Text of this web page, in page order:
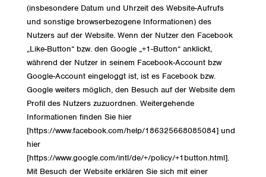
(insbesondere Datum und Uhrzeit des Website-Aufrufs
und sonstige browserbezogene Informationen) des
Nutzers auf der Website. Wenn der Nutzer den Facebook
„Like-Button“ bzw. den Google „+1-Button“ anklickt,
während der Nutzer in seinem Facebook-Account bzw
Google-Account eingeloggt ist, ist es Facebook bzw.
Google weiters möglich, den Besuch auf der Website dem
Profil des Nutzers zuzuordnen. Weitergehende
Informationen finden Sie hier
[https://www.facebook.com/help/186325668085084] und
hier
[https://www.google.com/intl/de/+/policy/+1button.html].
Mit Besuch der Website erklären Sie sich mit einer